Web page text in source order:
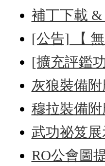
補丁下載
[公告] 【
[擴充評鑑
灰狼裝備
穆拉裝備
武功祕笈展
RO公會圖